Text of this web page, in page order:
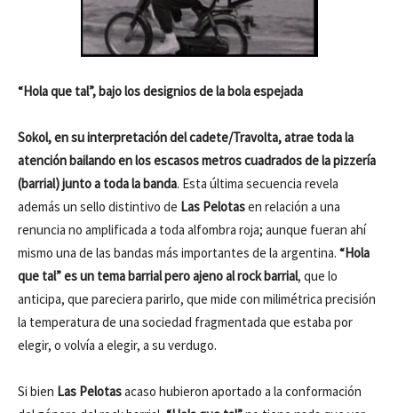
“Hola que tal”, bajo los designios de la bola espejada
Sokol, en su interpretación del cadete/Travolta, atrae toda la
atención bailando en los escasos metros cuadrados de la pizzería
(barrial) junto a toda la banda. Esta última secuencia revela
además un sello distintivo de Las Pelotasen relación a una
renuncia no amplificada a toda alfombra roja; aunque fueran ahí
mismo una de las bandas más importantes de la argentina. “Hola
que tal”es un tema barrial pero ajeno al rock barrial, que lo
anticipa, que pareciera parirlo, que mide con milimétrica precisión
la temperatura de una sociedad fragmentada que estaba por
elegir, o volvía a elegir, a su verdugo.
Si bien Las Pelotasacaso hubieron aportado a la conformación